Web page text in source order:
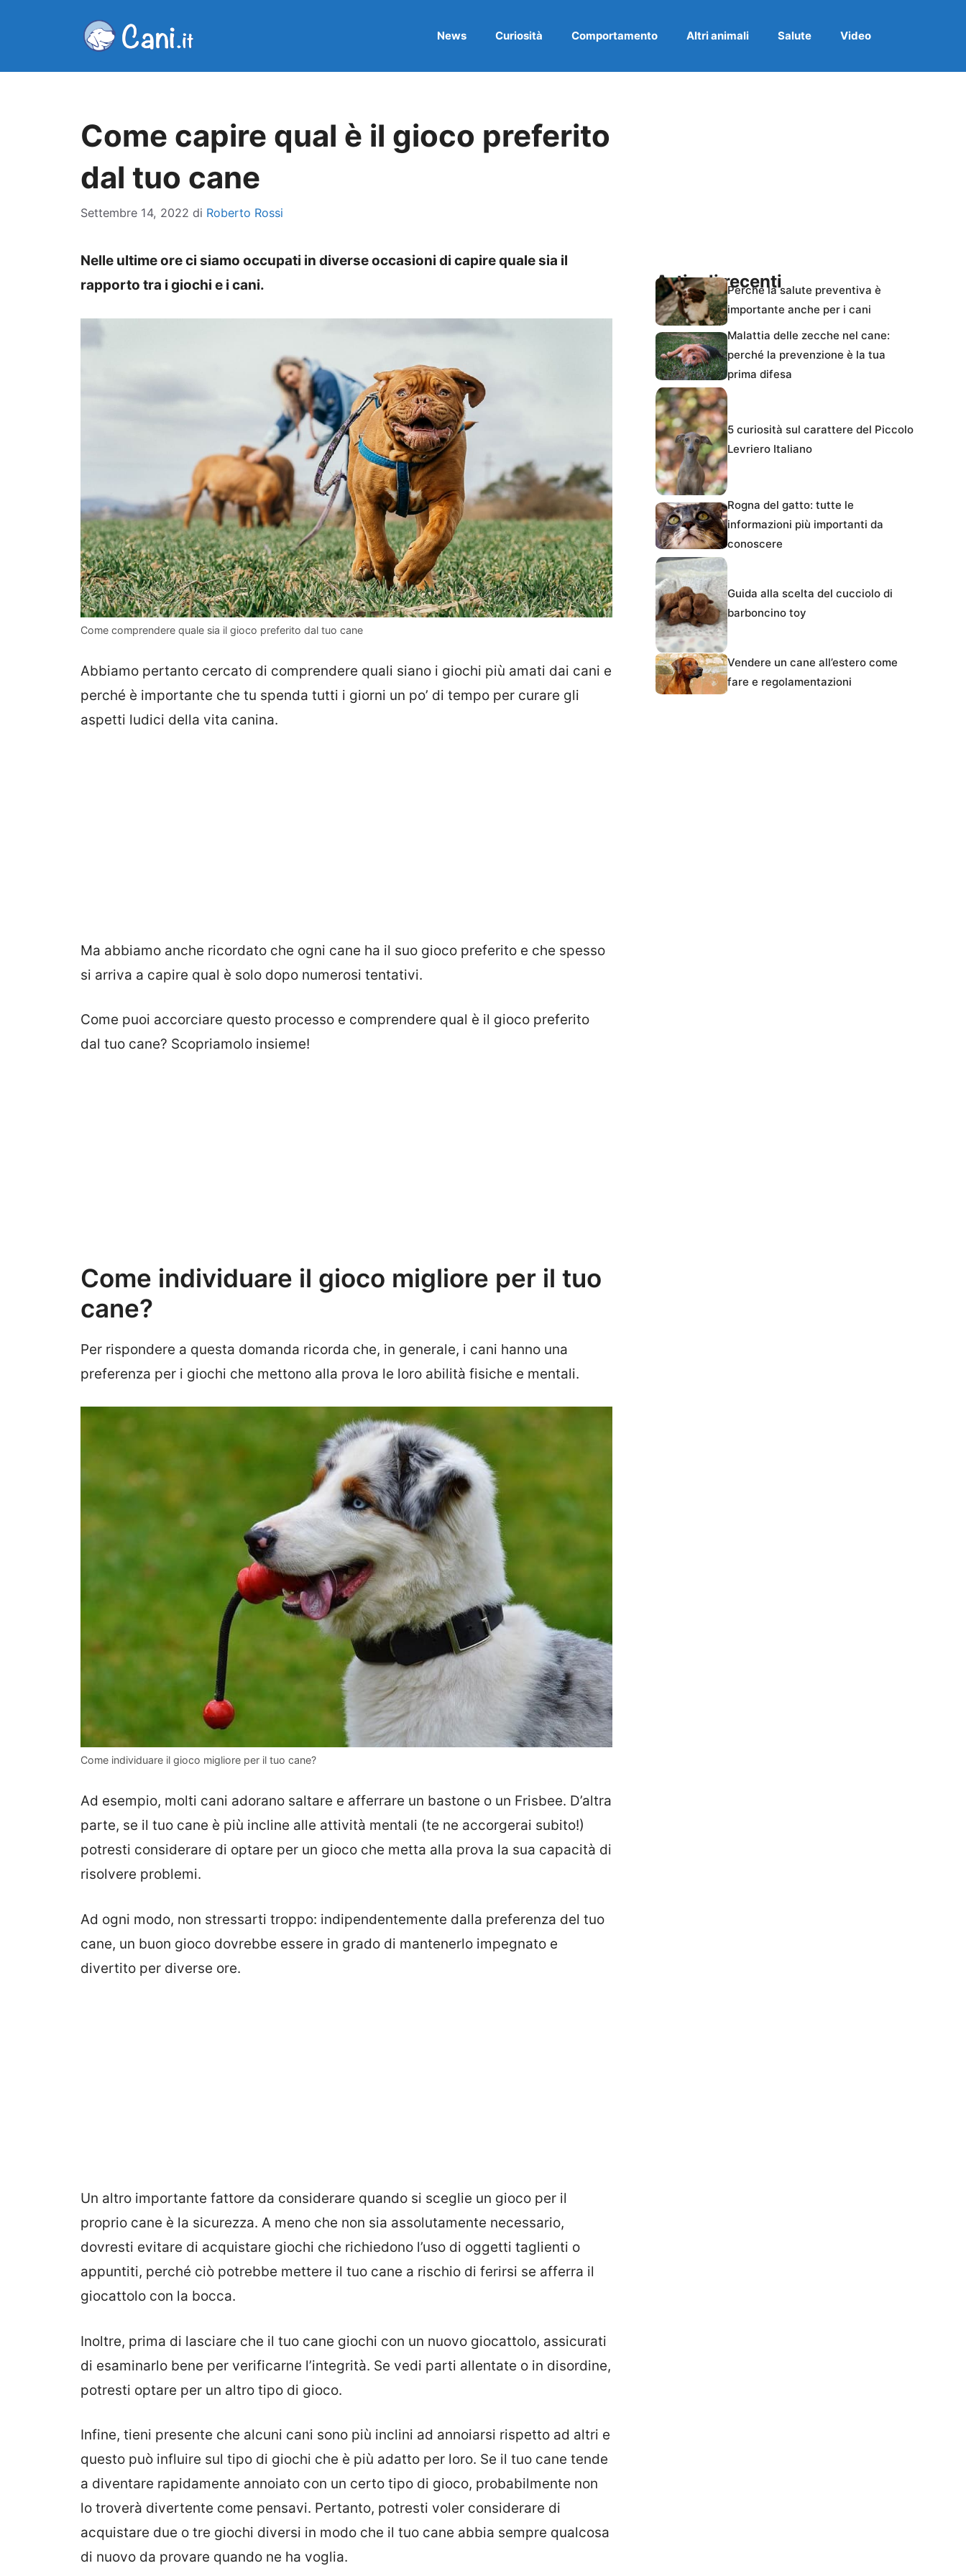
News Curiosità Comportamento Altri animali Salute Video
Come capire qual è il gioco preferito
dal tuo cane
Settembre 14, 2022 di Roberto Rossi
Nelle ultime ore ci siamo occupati in diverse occasioni di capire quale sia il
rapporto tra i giochi e i cani.
Come comprendere quale sia il gioco preferito dal tuo cane
Abbiamo pertanto cercato di comprendere quali siano i giochi più amati dai cani e
perché è importante che tu spenda tutti i giorni un po’ di tempo per curare gli
aspetti ludici della vita canina.
Ma abbiamo anche ricordato che ogni cane ha il suo gioco preferito e che spesso
si arriva a capire qual è solo dopo numerosi tentativi.
Come puoi accorciare questo processo e comprendere qual è il gioco preferito
dal tuo cane? Scopriamolo insieme!
Come individuare il gioco migliore per il tuo
cane?
Per rispondere a questa domanda ricorda che, in generale, i cani hanno una
preferenza per i giochi che mettono alla prova le loro abilità fisiche e mentali.
Come individuare il gioco migliore per il tuo cane?
Ad esempio, molti cani adorano saltare e afferrare un bastone o un Frisbee. D’altra
parte, se il tuo cane è più incline alle attività mentali (te ne accorgerai subito!)
potresti considerare di optare per un gioco che metta alla prova la sua capacità di
risolvere problemi.
Ad ogni modo, non stressarti troppo: indipendentemente dalla preferenza del tuo
cane, un buon gioco dovrebbe essere in grado di mantenerlo impegnato e
divertito per diverse ore.
Un altro importante fattore da considerare quando si sceglie un gioco per il
proprio cane è la sicurezza. A meno che non sia assolutamente necessario,
dovresti evitare di acquistare giochi che richiedono l’uso di oggetti taglienti o
appuntiti, perché ciò potrebbe mettere il tuo cane a rischio di ferirsi se afferra il
giocattolo con la bocca.
Inoltre, prima di lasciare che il tuo cane giochi con un nuovo giocattolo, assicurati
di esaminarlo bene per verificarne l’integrità. Se vedi parti allentate o in disordine,
potresti optare per un altro tipo di gioco.
Infine, tieni presente che alcuni cani sono più inclini ad annoiarsi rispetto ad altri e
questo può influire sul tipo di giochi che è più adatto per loro. Se il tuo cane tende
a diventare rapidamente annoiato con un certo tipo di gioco, probabilmente non
lo troverà divertente come pensavi. Pertanto, potresti voler considerare di
acquistare due o tre giochi diversi in modo che il tuo cane abbia sempre qualcosa
di nuovo da provare quando ne ha voglia.
Articoli recentiPerché la salute preventiva è
importante anche per i cani
Malattia delle zecche nel cane:
perché la prevenzione è la tua
prima difesa
5 curiosità sul carattere del Piccolo
Levriero Italiano
Rogna del gatto: tutte le
informazioni più importanti da
conoscere
Guida alla scelta del cucciolo di
barboncino toy
Vendere un cane all’estero come
fare e regolamentazioni